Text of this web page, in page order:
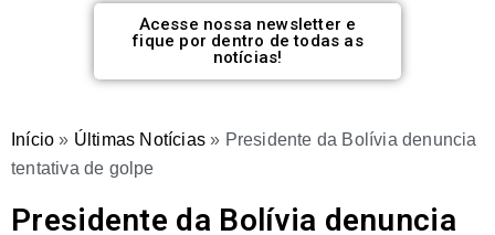
Acesse nossa newsletter e
fique por dentro de todas as
notícias!
Início » Últimas Notícias » Presidente da Bolívia denuncia
tentativa de golpe
Presidente da Bolívia denuncia